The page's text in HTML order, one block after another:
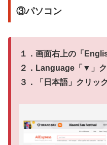
③パソコン
１．画面右上の「
２．Language「 ▼ 」
３．「 日本語」クリック